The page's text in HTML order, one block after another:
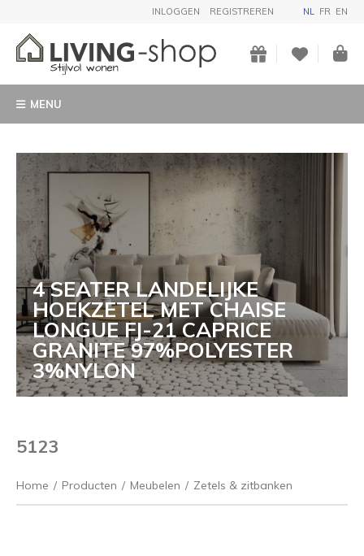
INLOGGEN REGISTREREN NL FR EN
MENU
4 SEATER LANDELIJKE
HOEKZETEL MET CHAISE
LONGUE FJ-21 CAPRICE
GRANITE 97%POLYESTER
3%NYLON
5123
Home / Producten / Meubelen / Zetels & zitbanken